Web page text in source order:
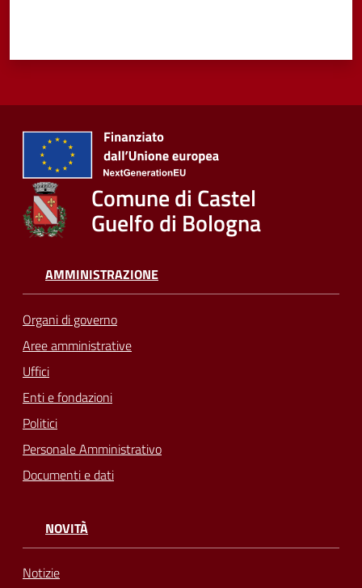
Comune di Castel
Guelfo di Bologna
AMMINISTRAZIONE
Organi di governo
Aree amministrative
Uffici
Enti e fondazioni
Politici
Personale Amministrativo
Documenti e dati
NOVITÀ
Notizie